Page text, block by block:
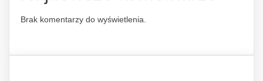
Brak komentarzy do wyświetlenia.